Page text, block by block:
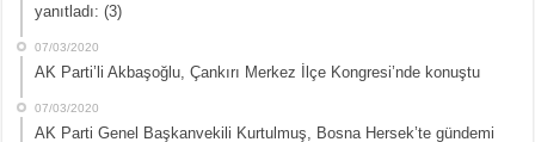
yanıtladı: (3)
07/03/2020
AK Parti’li Akbaşoğlu, Çankırı Merkez İlçe Kongresi’nde konuştu
07/03/2020
AK Parti Genel Başkanvekili Kurtulmuş, Bosna Hersek’te gündemi